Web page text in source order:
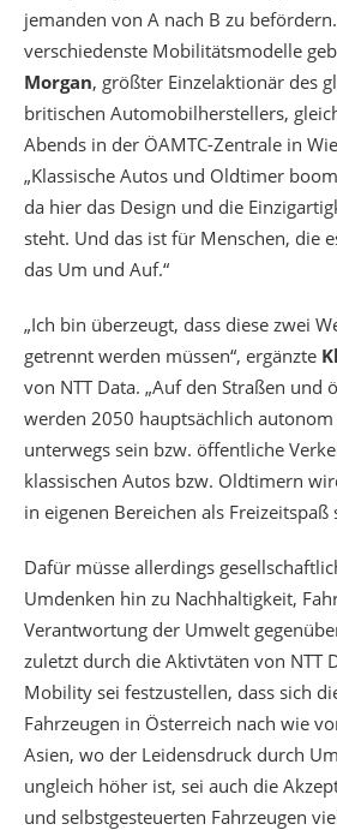
jemanden von A nach B zu
verschiedenste Mobilitätsmodelle
Morgan, größter Einzelaktionär des
britischen Automobilherstellers,
Abends in der ÖAMTC-Zentrale in
„Klassische Autos und Oldtimer
da hier das Design und die
steht. Und das ist für Menschen, die
das Um und Auf.“
„Ich bin überzeugt, dass diese zwei
getrennt werden müssen“, ergänzte
von NTT Data. „Auf den Straßen und
werden 2050 hauptsächlich
unterwegs sein bzw. öffentliche
klassischen Autos bzw. Oldtimern
in eigenen Bereichen als Freizeitspaß
Dafür müsse allerdings
Umdenken hin zu Nachhaltigkeit,
Verantwortung der Umwelt
zuletzt durch die Aktivtäten von NTT
Mobility sei festzustellen, dass sich
Fahrzeugen in Österreich nach wie
Asien, wo der Leidensdruck durch
ungleich höher ist, sei auch die
und selbstgesteuerten Fahrzeugen